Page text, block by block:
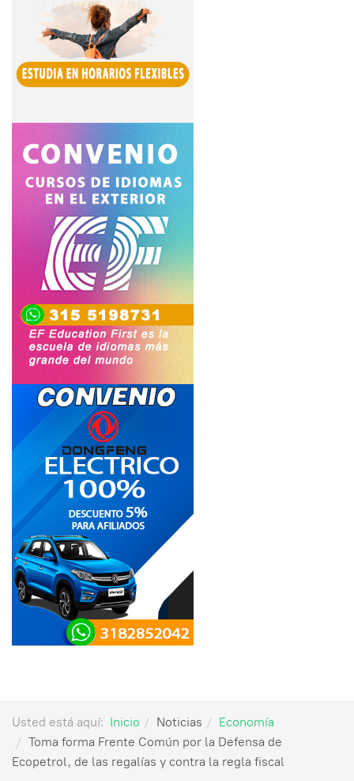
Usted está aquí: Inicio Noticias
Economía
Toma forma Frente Común por la Defensa de
Ecopetrol, de las regalías y contra la regla fiscal